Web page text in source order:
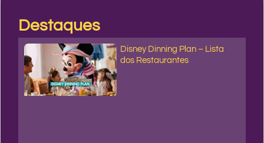
Destaques
Disney Dinning Plan – Lista
dos Restaurantes